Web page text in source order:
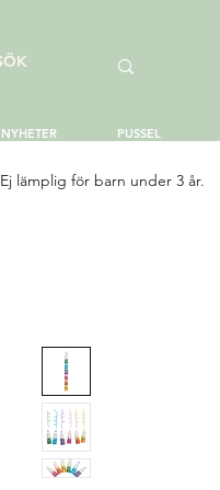
Ej lämplig för barn under 3 år.
NYHETER PUSSEL